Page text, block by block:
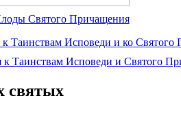
Святого Причащения
к Таинствам Исповеди и Святого
святых